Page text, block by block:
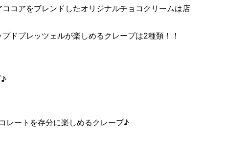
コアをブレンドしたオリジナルチョコクリームは店
ドプレッツェルが楽しめるクレープは2種類！！
♪
レートを存分に楽しめるクレープ♪